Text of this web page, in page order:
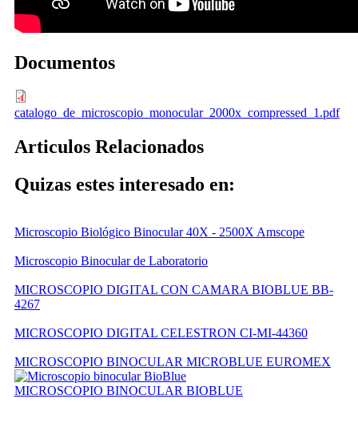
Documentos
catalogo_de_microscopio_monocular_2000x_compressed_1.pdf
Articulos Relacionados
Quizas estes interesado en:
Microscopio Biológico Binocular 40X - 2500X Amscope
Microscopio Binocular de Laboratorio
MICROSCOPIO DIGITAL CON CAMARA BIOBLUE BB-
4267
MICROSCOPIO DIGITAL CELESTRON CI-MI-44360
MICROSCOPIO BINOCULAR MICROBLUE EUROMEX
MICROSCOPIO BINOCULAR BIOBLUE